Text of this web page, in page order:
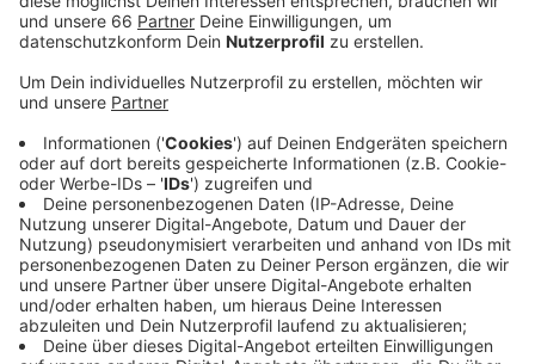
Veröffentlicht:Montag, 07.10.2019 12:12
Anzeige
Die drei unterhalten sich über das am26. Oktober
2019stattfindende Konzert im SQB, allgemein über
die Band und ihre Lieder und geben Einblick in ihr
Privates.
Anzeige